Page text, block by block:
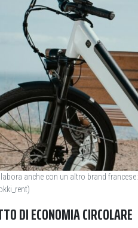
anche con un altro brand francese:
DI ECONOMIA CIRCOLARE